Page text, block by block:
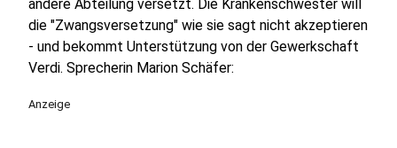
andere Abteilung versetzt. Die Krankenschwester will
die "Zwangsversetzung" wie sie sagt nicht akzeptieren
- und bekommt Unterstützung von der Gewerkschaft
Verdi. Sprecherin Marion Schäfer:
Anzeige